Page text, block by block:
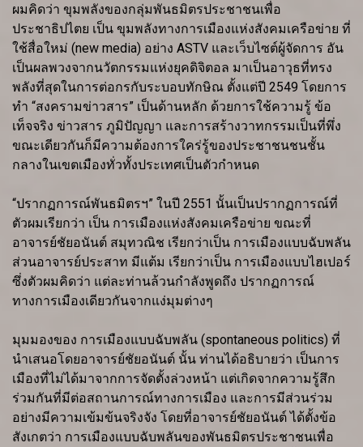
ผมคิดว่า ขุมพลังของกลุ่มพันธมิตรประชาชนเพื่อ
ประชาธิปไตย เป็น ขุมพลังทางการเมืองแห่งสังคมเครือข่าย ที่
ใช้สื่อใหม่ (new media) อย่าง ASTV และเว็บไซต์ผู้จัดการ อัน
เป็นผลพวงจากนวัตกรรมแห่งยุคดิจิตอล มาเป็นอาวุธที่ทรง
พลังที่สุดในการต่อกรกับระบอบทักษิณ ตั้งแต่ปี 2549 โดยการ
ทำ “สงครามข่าวสาร” เป็นด้านหลัก ด้วยการใช้ความรู้ ข้อ
เท็จจริง ข่าวสาร ภูมิปัญญา และการสร้างวาทกรรมเป็นที่พึ่ง
ขณะเดียวกันก็มีความต้องการใคร่รู้ของประชาชนชนชั้น
กลางในเขตเมืองทั่วทั้งประเทศเป็นตัวกำหนด
“ปรากฏการณ์พันธมิตรฯ” ในปี 2551 นั้นเป็นปรากฏการณ์ที่
ตัวผมเรียกว่า เป็น การเมืองแห่งสังคมเครือข่าย ขณะที่
อาจารย์ชัยอนันต์ สมุทวณิช เรียกว่าเป็น การเมืองแบบฉับพลัน
ส่วนอาจารย์ประสาท มีแต้ม เรียกว่าเป็น การเมืองแบบไฮเปอร์
ซึ่งตัวผมคิดว่า แต่ละท่านล้วนกำลังพูดถึง ปรากฏการณ์
ทางการเมืองเดียวกันจากแง่มุมต่างๆ
มุมมองของ การเมืองแบบฉับพลัน (spontaneous politics) ที่
นำเสนอโดยอาจารย์ชัยอนันต์ นั้น ท่านได้อธิบายว่า เป็นการ
เมืองที่ไม่ได้มาจากการจัดตั้งล่วงหน้า แต่เกิดจากความรู้สึก
ร่วมกันที่มีต่อสถานการณ์ทางการเมือง และการมีส่วนร่วม
อย่างมีความเข้มข้นจริงจัง โดยที่อาจารย์ชัยอนันต์ ได้ตั้งข้อ
สังเกตว่า การเมืองแบบฉับพลันของพันธมิตรประชาชนเพื่อ